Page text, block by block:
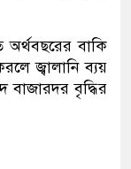
বাকি
জ্বালানি ব্যয়
বাজারদর বৃদ্ধির